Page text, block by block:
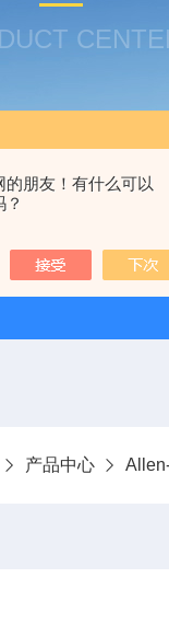
的朋友！有什么可以
产品中心